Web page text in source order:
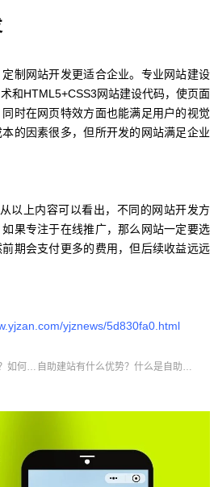
制网站开发更适合企业。专业网站建设
和HTML5+CSS3网站建设代码，使页面
时在网页特效方面也能满足用户的视觉
的因素很多，但所开发的网站满足企业
以上内容可以看出，不同的网站开发方
果专注于在线推广，那么网站一定要选
期会支付更多的费用，但后续收益远远
yjznews/5d830fa0.html
如何制作H5微信宣传页？如何制作移动端网站？ 自助建站有什么优势？什么是自助建站